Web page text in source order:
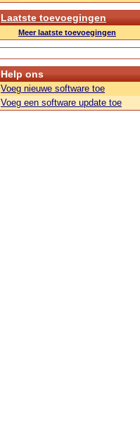
Laatste toevoegingen
Meer laatste toevoegingen
Help ons
Voeg nieuwe software toe
Voeg een software update toe